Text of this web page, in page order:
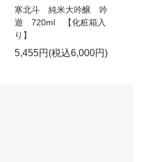
寒北斗 純米大吟醸 吟
遊 720ml 【化粧箱入
り】
5,455円(税込6,000円)